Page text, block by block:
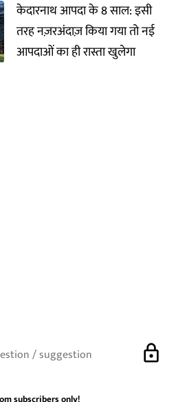
केदारनाथ आपदा के 8 साल: इसी
तरह नज़रअंदाज़ किया गया तो नई
आपदाओं का ही रास्ता खुलेगा
lock